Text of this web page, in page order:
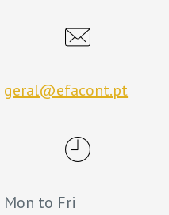
geral@efacont.pt
Mon to Fri